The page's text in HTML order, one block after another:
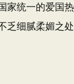
家统一的爱国
乏细腻柔媚之